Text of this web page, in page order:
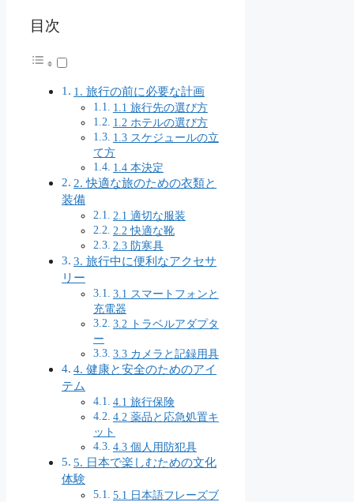
目次
1. 旅行の前に必要な計画
1.1 旅行先の選び方
1.2 ホテルの選び方
1.3 スケジュールの立
て方
1.4 本決定
2. 快適な旅のための衣類と
装備
2.1 適切な服装
2.2 快適な靴
2.3 防寒具
3. 旅行中に便利なアクセサ
リー
3.1 スマートフォンと
充電器
3.2 トラベルアダプタ
ー
3.3 カメラと記録用具
4. 健康と安全のためのアイ
テム
4.1 旅行保険
4.2 薬品と応急処置キ
ット
4.3 個人用防犯具
5. 日本で楽しむための文化
体験
5.1 日本語フレーズブ